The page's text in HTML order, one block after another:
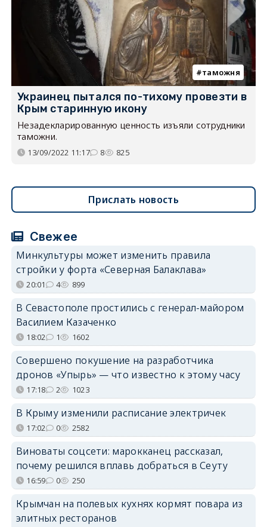
таможня
Украинец пытался по-тихому провезти в
Крым старинную икону
Незадекларированную ценность изъяли сотрудники
таможни.
13/09/2022 11:17 8 825
Прислать новость
Свежее
Минкультуры может изменить правила
стройки у форта «Северная Балаклава»
20:01 4 899
В Севастополе простились с генерал-майором
Василием Казаченко
18:02 1 1602
Совершено покушение на разработчика
дронов «Упырь» — что известно к этому часу
17:18 2 1023
В Крыму изменили расписание электричек
17:02 0 2582
Виноваты соцсети: марокканец рассказал,
почему решился вплавь добраться в Сеуту
16:59 0 250
Крымчан на полевых кухнях кормят повара из
элитных ресторанов